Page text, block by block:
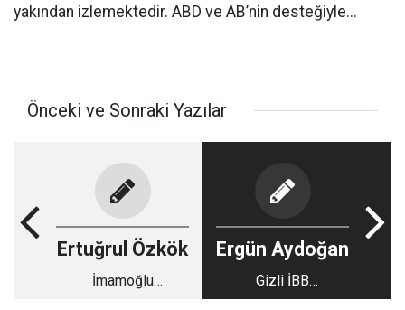
yakından izlemektedir. ABD ve AB’nin desteğiyle...
Önceki ve Sonraki Yazılar
Ertuğrul Özkök
İmamoğlu
Ergün Aydoğan
Gizli İBB
iddianamesinden